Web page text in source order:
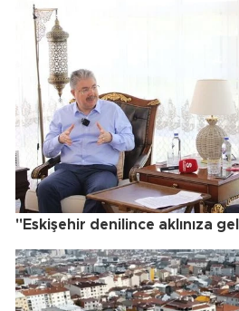
"Eskişehir denilince aklınıza